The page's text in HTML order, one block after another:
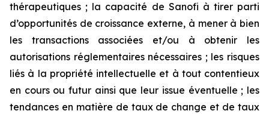
thérapeutiques ; la capacité de Sanofi à tirer parti
d’opportunités de croissance externe, à mener à bien
les transactions associées et/ou à obtenir les
autorisations réglementaires nécessaires ; les risques
liés à la propriété intellectuelle et à tout contentieux
en cours ou futur ainsi que leur issue éventuelle ; les
tendances en matière de taux de change et de taux